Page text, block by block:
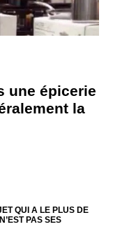
une épicerie
la
QUI A LE PLUS DE
PAS SES